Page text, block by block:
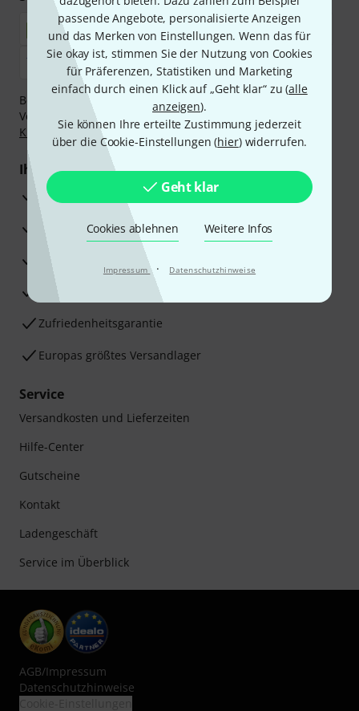
passende Angebote, personalisierte Anzeigen
und das Merken von Einstellungen. Wenn das für
Sie okay ist, stimmen Sie der Nutzung von Cookies
für Präferenzen, Statistiken und Marketing
einfach durch einen Klick auf „Geht klar“ zu (alle
anzeigen).
Sie können Ihre erteilte Zustimmung jederzeit
über die Cookie-Einstellungen (hier) widerrufen.
Geht klar
Cookies ablehnen Weitere Infos
Impressum · Datenschutzhinweise
Bezahlen Sie vertraulich und sicher per Nachnahme,
Vorkasse, PayPal, Amazon Pay,Klarna Sofort bezahlen
Klarna Ratenzahlungoder Kreditkarte.
Ihre Vorteile
3 Jahre Thomann Garantie
30 Tage Money-Back-Garantie
Beratung durch Fachexperten
Zufriedenheitsgarantie
Europas größtes Versandlager
Service
Versandkosten und Lieferzeiten
Hilfe-Center
Gutscheine
Kontakt
Ladengeschäft
Service im Überblick
AGB/Impressum
Datenschutzhinweise